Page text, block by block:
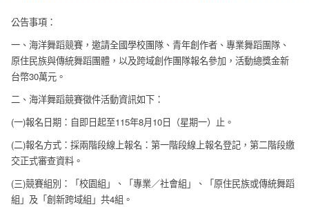
公告事項：
一、海洋舞蹈競賽，邀請全國學校團隊、青年創作者、專業舞蹈團隊、
原住民族與傳統舞蹈團體，以及跨域創作團隊報名參加，活動總獎金新
台幣30萬元。
二、海洋舞蹈競賽徵件活動資訊如下：
(一)報名日期：自即日起至115年8月10日（星期一）止。
(二)報名方式：採兩階段線上報名：第一階段線上報名登記，第二階段繳
交正式審查資料。
(三)競賽組別：「校園組」、「專業／社會組」、「原住民族或傳統舞蹈
組」及「創新跨域組」共4組。